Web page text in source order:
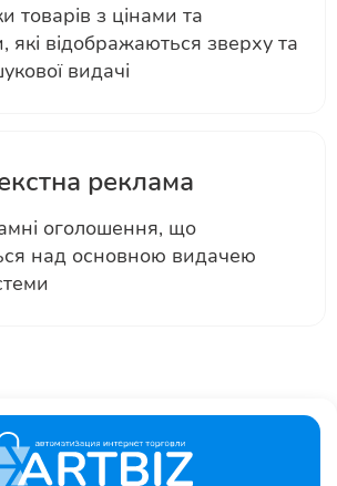
товарів з цінами та
які відображаються зверху та
видачі
реклама
оголошення, що
над основною видачею